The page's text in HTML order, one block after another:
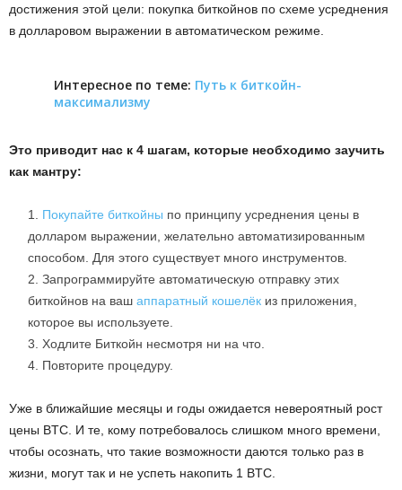
достижения этой цели: покупка биткойнов по схеме усреднения
в долларовом выражении в автоматическом режиме.
Интересное по теме: Путь к биткойн-
максимализму
Это приводит нас к 4 шагам, которые необходимо заучить
как мантру:
Покупайте биткойны по принципу усреднения цены в
долларом выражении, желательно автоматизированным
способом. Для этого существует много инструментов.
Запрограммируйте автоматическую отправку этих
биткойнов на ваш аппаратный кошелёк из приложения,
которое вы используете.
Ходлите Биткойн несмотря ни на что.
Повторите процедуру.
Уже в ближайшие месяцы и годы ожидается невероятный рост
цены BTC. И те, кому потребовалось слишком много времени,
чтобы осознать, что такие возможности даются только раз в
жизни, могут так и не успеть накопить 1 BTC.